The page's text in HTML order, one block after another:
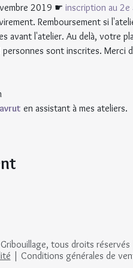
2019 ☛ inscription au 2e
Remboursement si
avant l'atelier. Au delà, votre
personnes sont inscrites. Merci
en assistant à mes ateliers.
tous droits réservés
| Conditions générales de